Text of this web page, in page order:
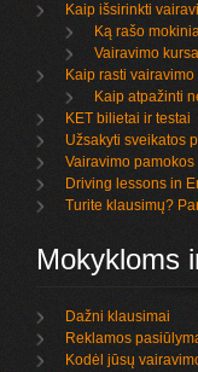
Kaip išsirinkti
Ką rašo
Vairavimo
Kaip rasti
Kaip atpažinti
KET bilietai ir testai
Užsakyti sveikatos
Vairavimo pamokos
Driving lessons in
Turite klausimų?
Mokykloms
Dažni klausimai
Reklamos
Kodėl jūsų